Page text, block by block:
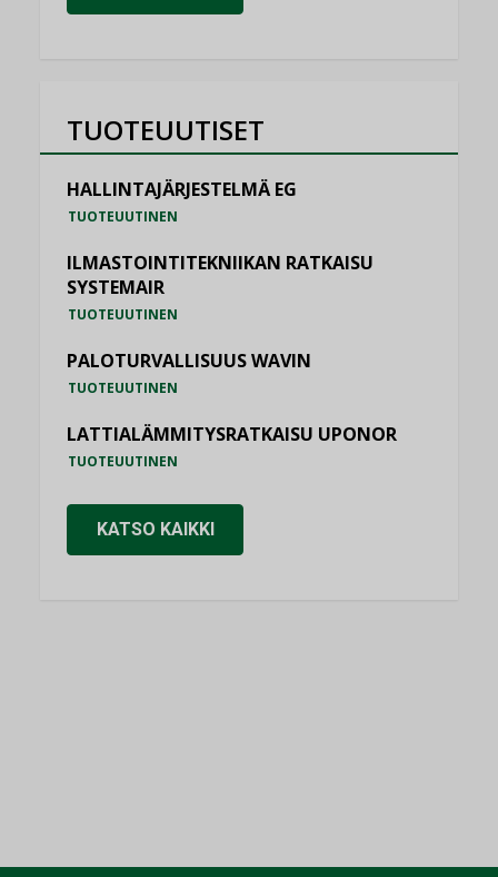
TUOTEUUTISET
HALLINTAJÄRJESTELMÄ EG
TUOTEUUTINEN
ILMASTOINTITEKNIIKAN RATKAISU
SYSTEMAIR
TUOTEUUTINEN
PALOTURVALLISUUS WAVIN
TUOTEUUTINEN
LATTIALÄMMITYSRATKAISU UPONOR
TUOTEUUTINEN
KATSO KAIKKI